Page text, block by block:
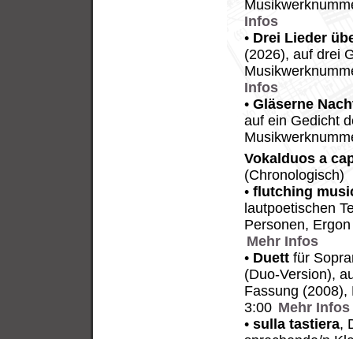
Infos
• Drei Lieder
(2026), auf drei
Infos
•Gläserne
auf ein Gedicht
Vokalduos a
(Chronologisch)
•flutching
lautpoetischen
Personen,
Mehr Infos
• Duett für
(Duo-Version),
Fassung (2008),
3:00 Mehr Infos
•sulla tastiera,